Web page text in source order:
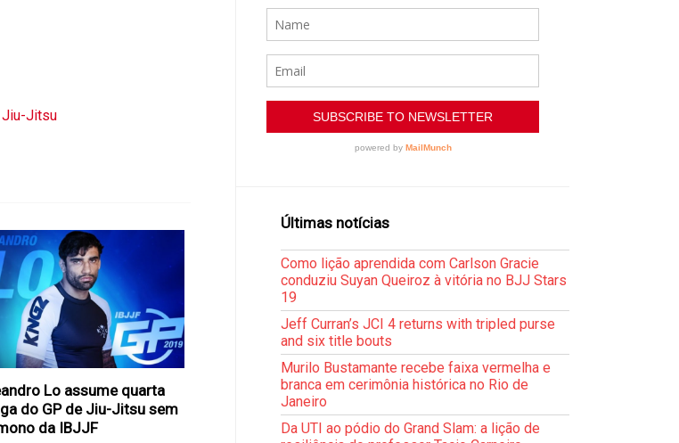
Jitsu
Lo assume quarta
do GP de Jiu-Jitsu sem
da IBJJF
Últimas notícias
Como lição aprendida com Carlson Gracie
conduziu Suyan Queiroz à vitória no BJJ Stars
19
Jeff Curran’s JCI 4 returns with tripled purse
and six title bouts
Murilo Bustamante recebe faixa vermelha e
branca em cerimônia histórica no Rio de
Janeiro
Da UTI ao pódio do Grand Slam: a lição de